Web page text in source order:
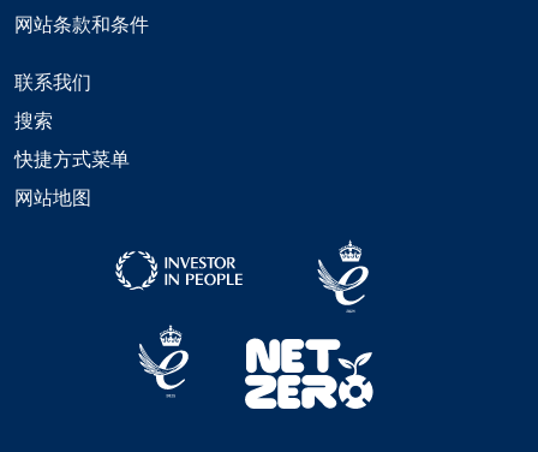
网站条款和条件
联系我们
搜索
快捷方式菜单
网站地图